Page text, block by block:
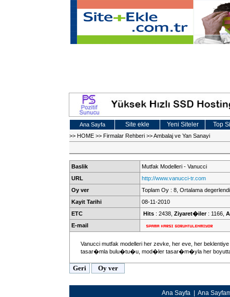
Ana Sayfa Site ekle Yeni Siteler Top
>> HOME >> Firmalar Rehberi >>Ambalaj ve Yan Sanayi
Baslik
Mutfak Modelleri - Vanucci
URL
http://www.vanucci-tr.com
Oy ver
Toplam Oy : 8, Ortalama
Kayit Tarihi
08-11-2010
ETC
Hits : 2438, Ziyaret�iler: 1166,
E-mail
Vanucci mutfak modelleri her zevke, her eve, her
tasar�mla bulu�tu�u, mod�ler tasar�m�yla her
Ana Sayfa Ana